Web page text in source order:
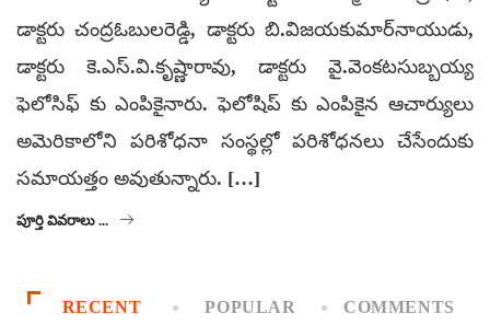
డాక్టరు చంద్రఓబులరెడ్డి, డాక్టరు బి.విజయకుమార్‌నాయుడు,
డాక్టరు కె.ఎస్.వి.కృష్ణారావు, డాక్టరు వై.వెంకటసుబ్బయ్య
ఫెలోసిఫ్‌ కు ఎంపికైనారు. ఫెలోషిప్ కు ఎంపికైన ఆచార్యులు
అమెరికాలోని పరిశోధనా సంస్థల్లో పరిశోధనలు చేసేందుకు
సమాయత్తం అవుతున్నారు. […]
పూర్తి వివరాలు ...
RECENT POPULAR COMMENTS